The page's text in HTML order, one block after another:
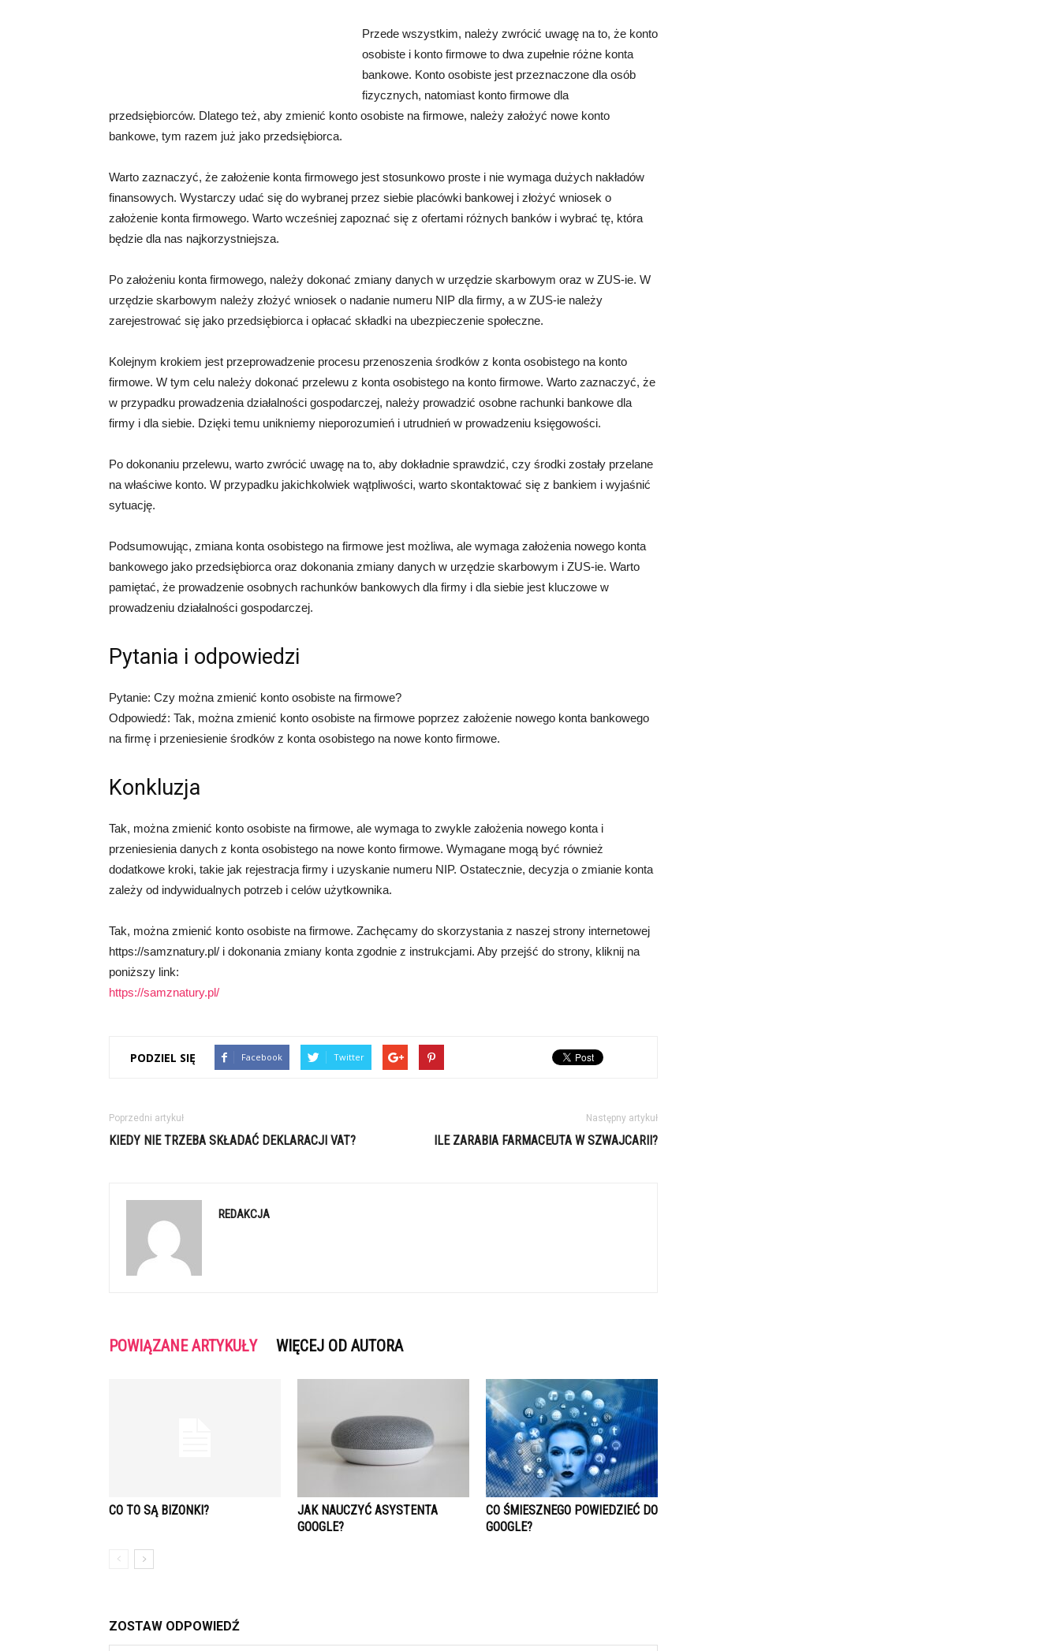
Przede wszystkim, należy zwrócić uwagę na to, że konto
osobiste i konto firmowe to dwa zupełnie różne konta
bankowe. Konto osobiste jest przeznaczone dla osób
fizycznych, natomiast konto firmowe dla
przedsiębiorców. Dlatego też, aby zmienić konto osobiste na firmowe, należy założyć nowe konto
bankowe, tym razem już jako przedsiębiorca.
Warto zaznaczyć, że założenie konta firmowego jest stosunkowo proste i nie wymaga dużych nakładów
finansowych. Wystarczy udać się do wybranej przez siebie placówki bankowej i złożyć wniosek o
założenie konta firmowego. Warto wcześniej zapoznać się z ofertami różnych banków i wybrać tę, która
będzie dla nas najkorzystniejsza.
Po założeniu konta firmowego, należy dokonać zmiany danych w urzędzie skarbowym oraz w ZUS-ie. W
urzędzie skarbowym należy złożyć wniosek o nadanie numeru NIP dla firmy, a w ZUS-ie należy
zarejestrować się jako przedsiębiorca i opłacać składki na ubezpieczenie społeczne.
Kolejnym krokiem jest przeprowadzenie procesu przenoszenia środków z konta osobistego na konto
firmowe. W tym celu należy dokonać przelewu z konta osobistego na konto firmowe. Warto zaznaczyć, że
w przypadku prowadzenia działalności gospodarczej, należy prowadzić osobne rachunki bankowe dla
firmy i dla siebie. Dzięki temu unikniemy nieporozumień i utrudnień w prowadzeniu księgowości.
Po dokonaniu przelewu, warto zwrócić uwagę na to, aby dokładnie sprawdzić, czy środki zostały przelane
na właściwe konto. W przypadku jakichkolwiek wątpliwości, warto skontaktować się z bankiem i wyjaśnić
sytuację.
Podsumowując, zmiana konta osobistego na firmowe jest możliwa, ale wymaga założenia nowego konta
bankowego jako przedsiębiorca oraz dokonania zmiany danych w urzędzie skarbowym i ZUS-ie. Warto
pamiętać, że prowadzenie osobnych rachunków bankowych dla firmy i dla siebie jest kluczowe w
prowadzeniu działalności gospodarczej.
Pytania i odpowiedzi
Pytanie: Czy można zmienić konto osobiste na firmowe?
Odpowiedź: Tak, można zmienić konto osobiste na firmowe poprzez założenie nowego konta bankowego
na firmę i przeniesienie środków z konta osobistego na nowe konto firmowe.
Konkluzja
Tak, można zmienić konto osobiste na firmowe, ale wymaga to zwykle założenia nowego konta i
przeniesienia danych z konta osobistego na nowe konto firmowe. Wymagane mogą być również
dodatkowe kroki, takie jak rejestracja firmy i uzyskanie numeru NIP. Ostatecznie, decyzja o zmianie konta
zależy od indywidualnych potrzeb i celów użytkownika.
Tak, można zmienić konto osobiste na firmowe. Zachęcamy do skorzystania z naszej strony internetowej
https://samznatury.pl/ i dokonania zmiany konta zgodnie z instrukcjami. Aby przejść do strony, kliknij na
poniższy link:
https://samznatury.pl/
PODZIEL SIĘ Facebook Twitter
Poprzedni artykuł
KIEDY NIE TRZEBA SKŁADAĆ DEKLARACJI VAT?
Następny artykuł
ILE ZARABIA FARMACEUTA W SZWAJCARII?
REDAKCJA
POWIĄZANE ARTYKUŁY WIĘCEJ OD AUTORA
CO TO SĄ BIZONKI?
JAK NAUCZYĆ ASYSTENTA
GOOGLE?
CO ŚMIESZNEGO POWIEDZIEĆ DO
GOOGLE?
ZOSTAW ODPOWIEDŹ